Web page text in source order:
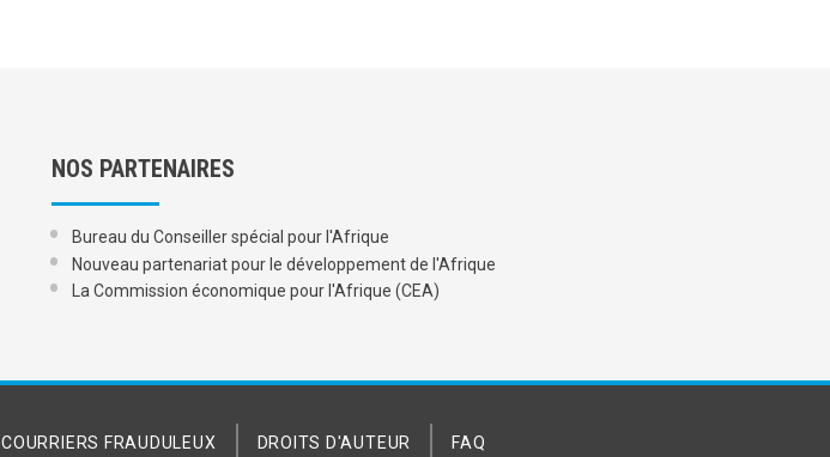
NOS PARTENAIRES
Bureau du Conseiller spécial pour l'Afrique
Nouveau partenariat pour le développement de l'Afrique
La Commission économique pour l'Afrique (CEA)
COURRIERS FRAUDULEUX DROITS D'AUTEUR FAQ